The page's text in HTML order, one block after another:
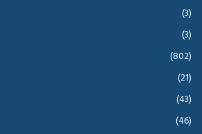
(3)
(3)
(802)
(21)
(43)
(46)